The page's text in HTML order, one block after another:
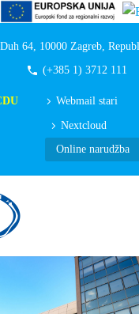
64, 10000 Zagreb,
(+385 1) 3712 111
Webmail stari
Nextcloud
Online narudžba